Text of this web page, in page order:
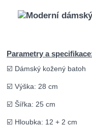
Parametry a
☑️ Dámský kožený batoh
☑️ Výška: 28 cm
☑️ Šířka: 25 cm
☑️ Hloubka: 12 + 2 cm